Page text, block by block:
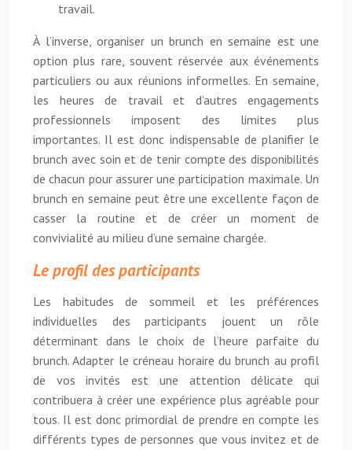
travail.
À l’inverse, organiser un brunch en semaine est une
option plus rare, souvent réservée aux événements
particuliers ou aux réunions informelles. En semaine,
les heures de travail et d’autres engagements
professionnels imposent des limites plus
importantes. Il est donc indispensable de planifier le
brunch avec soin et de tenir compte des disponibilités
de chacun pour assurer une participation maximale. Un
brunch en semaine peut être une excellente façon de
casser la routine et de créer un moment de
convivialité au milieu d’une semaine chargée.
Le profil des participants
Les habitudes de sommeil et les préférences
individuelles des participants jouent un rôle
déterminant dans le choix de l’heure parfaite du
brunch. Adapter le créneau horaire du brunch au profil
de vos invités est une attention délicate qui
contribuera à créer une expérience plus agréable pour
tous. Il est donc primordial de prendre en compte les
différents types de personnes que vous invitez et de